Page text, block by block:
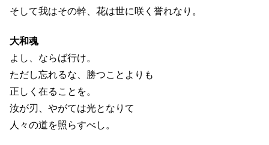
そして我はその幹、花は世に咲く誉れなり。
大和魂
よし、ならば行け。
ただし忘れるな、勝つことよりも
正しく在ることを。
汝が刃、やがては光となりて
人々の道を照らすべし。